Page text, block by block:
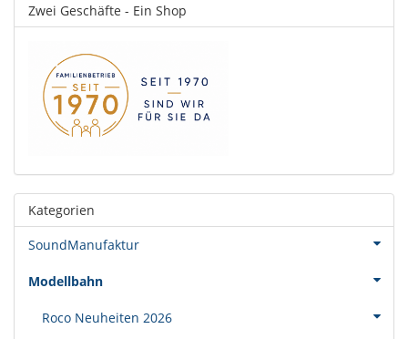
Zwei Geschäfte - Ein Shop
Kategorien
SoundManufaktur
Modellbahn
Roco Neuheiten 2026